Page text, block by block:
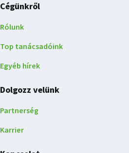
Cégünkről
Rólunk
Top tanácsadóink
Egyéb hírek
Dolgozz velünk
Partnerség
Karrier